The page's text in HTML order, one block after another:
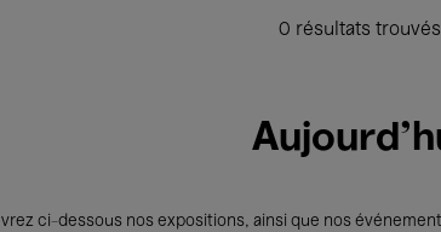
0 résultats trouvés
ci-dessous nos expositions, ainsi que nos